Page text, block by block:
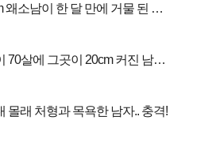
왜소남이 한 달 만에 거물 된 사
70살에 그곳이 20cm 커진 남자..
몰래 처형과 목욕한 남자.. 충격!